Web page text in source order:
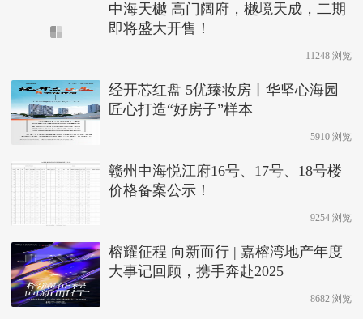
中海天樾 高门阔府，樾境天成，二期
即将盛大开售！
11248 浏览
经开芯红盘 5优臻妆房丨华坚心海园
匠心打造“好房子”样本
5910 浏览
赣州中海悦江府16号、17号、18号楼
价格备案公示！
9254 浏览
榕耀征程 向新而行 | 嘉榕湾地产年度
大事记回顾，携手奔赴2025
8682 浏览